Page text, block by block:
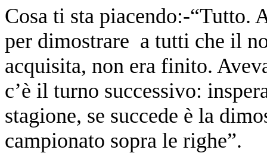
Cosa ti sta piacendo:-“Tutto.
per dimostrare a tutti che il
acquisita, non era finito.
c’è il turno successivo:
stagione, se succede è la
campionato sopra le righe”.